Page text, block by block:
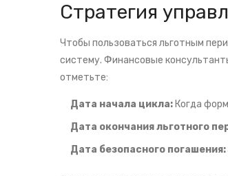
Стратегия
Чтобы пользоваться льготным
систему. Финансовые
отметьте:
Дата начала цикла: Когда
Дата окончания льготного
Дата безопасного погашения: